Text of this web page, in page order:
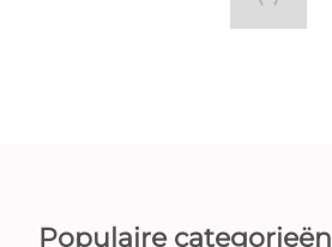
Populaire categorieën